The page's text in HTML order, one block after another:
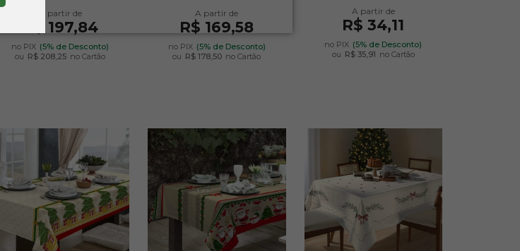
R$ 197,84
no PIX (5% de Desconto)
ou R$ 208,25 no Cartão
R$ 169,58
no PIX (5% de Desconto)
ou R$ 178,50 no Cartão
R$ 34,11
no PIX (5% de Desconto)
ou R$ 35,91 no Cartão